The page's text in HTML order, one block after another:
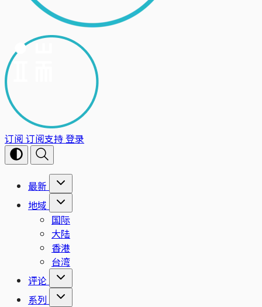
订阅 订阅支持登录
最新
地域
国际
大陆
香港
台湾
评论
系列